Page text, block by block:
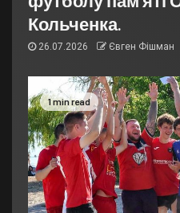
Кольченка.
26.07.2026 Євген Фішман
1 min read